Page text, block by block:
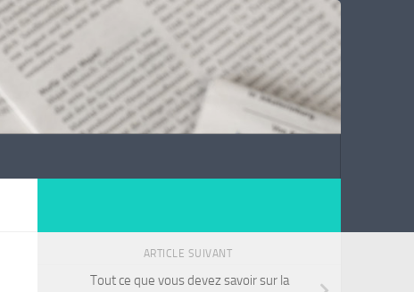
ARTICLE SUIVANT
Tout ce que vous devez savoir sur la